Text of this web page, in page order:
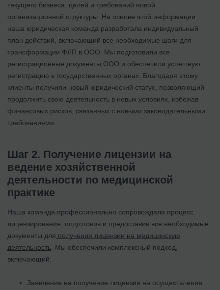
текущего бизнеса, целей и требований новой
организационной структуры. На основе этой информации
наша юридическая команда разработала индивидуальный
план действий, включающий все необходимые шаги для
трансформации ФЛП в ООО. Мы подготовили все
регистрационные документы ООО и обеспечили успешную
регистрацию в государственных органах. Благодаря этому
клиенты получили новый юридический статус, позволяющий
продолжить свою деятельность в новых условиях, избежав
финансовых рисков, связанных с новыми законодательными
требованиями.
Шаг 2. Получение лицензии на
ведение хозяйственной
деятельности по медицинской
практике
Наша команда профессионально сопровождала процесс
лицензирования, подготовив и предоставив все необходимые
документы для получения лицензии на медицинскую
деятельность . Мы обеспечили комплексный подход,
включающий:
Заявление на получение лицензии на осуществление